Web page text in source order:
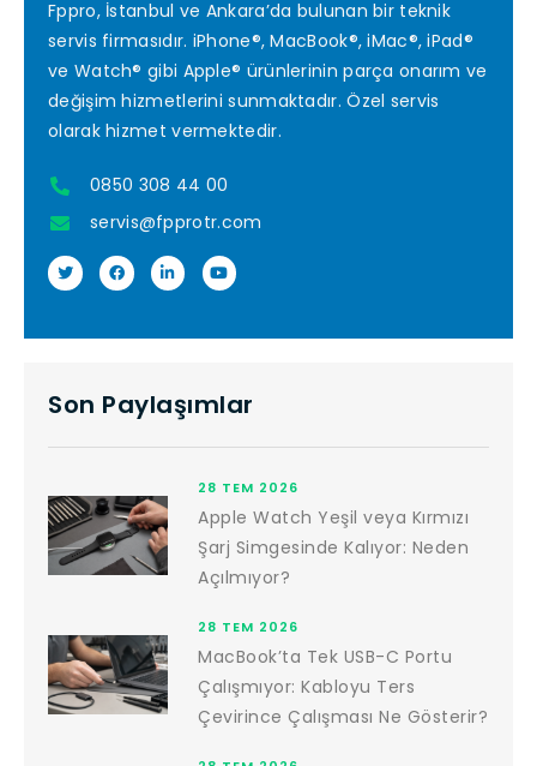
Fppro, İstanbul ve Ankara’da bulunan bir teknik
servis firmasıdır. iPhone®, MacBook®, iMac®, iPad®
ve Watch® gibi Apple® ürünlerinin parça onarım ve
değişim hizmetlerini sunmaktadır. Özel servis
olarak hizmet vermektedir.
0850 308 44 00
servis@fpprotr.com
Son Paylaşımlar
28 TEM 2026
Apple Watch Yeşil veya Kırmızı
Şarj Simgesinde Kalıyor: Neden
Açılmıyor?
28 TEM 2026
MacBook’ta Tek USB-C Portu
Çalışmıyor: Kabloyu Ters
Çevirince Çalışması Ne Gösterir?